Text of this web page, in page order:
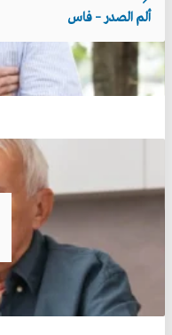
ألم الصدر – فاس